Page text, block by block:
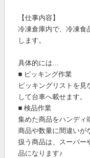
【仕事内容】
冷凍倉庫内で、冷凍食
します。
具体的には…
■ ピッキング作業
ピッキングリストを見
して台車へ載せます。
■ 検品作業
集めた商品をハンディ
商品や数量に間違いが
扱う商品は、スーパー
品になります♪